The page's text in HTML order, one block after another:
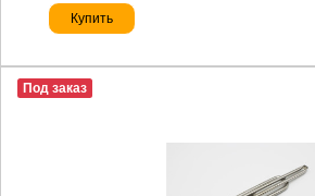
Купить
Под заказ